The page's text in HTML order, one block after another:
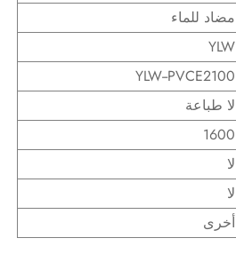
مضاد للماء
YLW
YLW--PVCE2100
لا طباعة
1600
لا
لا
أخرى